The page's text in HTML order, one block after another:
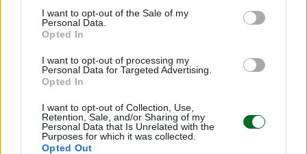
I want to opt-out of the Sale of my
Personal Data.
Opted In
I want to opt-out of processing my
Personal Data for Targeted Advertising.
Opted In
I want to opt-out of Collection, Use,
Retention, Sale, and/or Sharing of my
Personal Data that Is Unrelated with the
Purposes for which it was collected.
Opted Out